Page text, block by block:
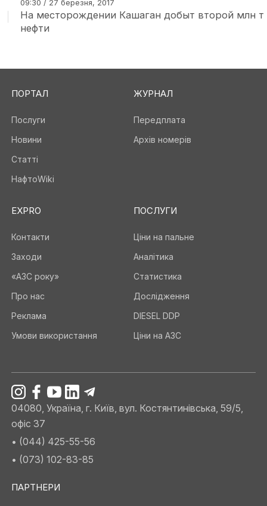
09:30 / 27 березня, 2017
На месторождении Кашаган добыт второй млн т
нефти
ПОРТАЛ
Послуги
Новини
Статті
НафтоWiki
ЖУРНАЛ
Передплата
Архів номерів
EXPRO
Контакти
Заходи
«АЗС року»
Про нас
Реклама
Умови використання
ПОСЛУГИ
Ціни на пальне
Аналітика
Статистика
Дослідження
DIESEL DDP
Ціни на АЗС
04080, Україна, г. Київ, вул. Костянтинівська, 59/5,
офіс 37
• (044) 425-55-56
• (073) 102-83-85
ПАРТНЕРИ